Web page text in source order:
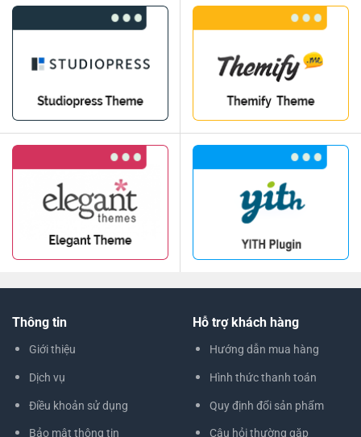
Thông tin
Giới thiệu
Dịch vụ
Điều khoản sử dụng
Bảo mật thông tin
Hỗ trợ khách hàng
Hướng dẫn mua hàng
Hình thức thanh toán
Quy định đổi sản phẩm
Câu hỏi thường gặp